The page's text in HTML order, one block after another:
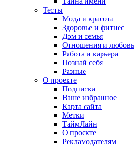
Тесты
Мода и красота
Здоровье и фитнес
Дом и семья
Отношения и любовь
Работа и карьера
Познай себя
Разные
О проекте
Подписка
Ваше избранное
Карта сайта
Метки
ТаймЛайн
О проекте
Рекламодателям